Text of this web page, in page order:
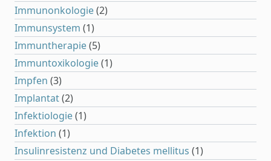
Immunonkologie(2)
Immunsystem (1)
Immuntherapie(5)
Immuntoxikologie(1)
Impfen (3)
Implantat(2)
Infektiologie(1)
Infektion (1)
Insulinresistenz und Diabetes mellitus (1)